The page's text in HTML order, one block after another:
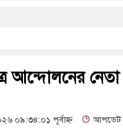
সুনামগঞ্জ জেলা প্রশাসন
নেই প্রধান শিক্ষক
আন্দোলনের
০৯:৩৪:০১ পূর্বাহ্ন আপডেট